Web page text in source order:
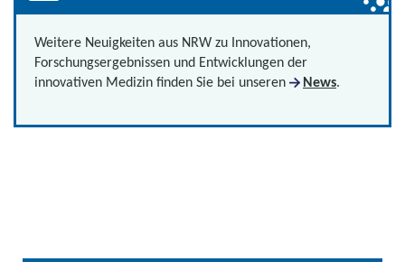
Weitere Neuigkeiten aus NRW zu Innovationen,
Forschungsergebnissen und Entwicklungen der
innovativen Medizin finden Sie bei unseren
News.